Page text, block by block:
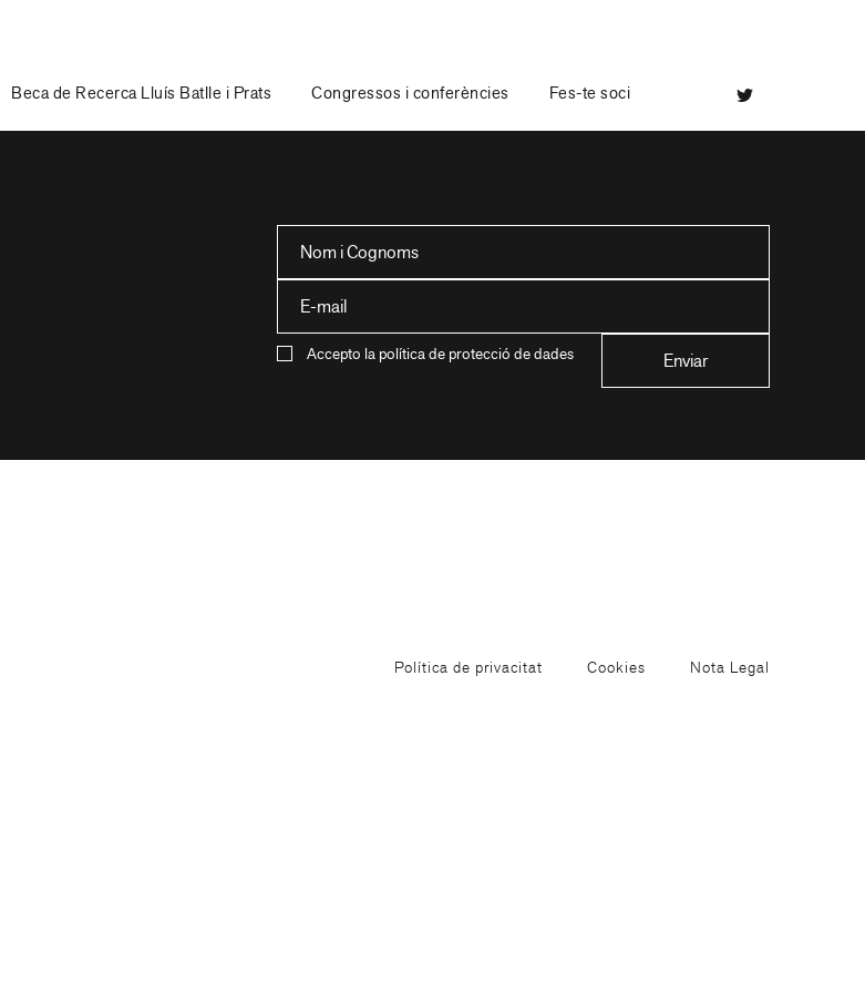
Beca de Recerca Lluís Batlle i Prats Congressos i conferències Fes-te soci
Accepto la política de protecció de dades
Política de privacitat Cookies Nota Legal